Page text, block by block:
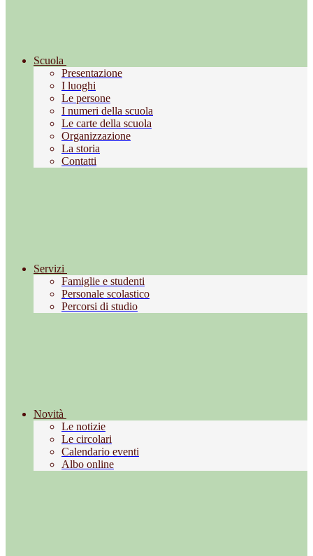
Scuola
Presentazione
I luoghi
Le persone
I numeri della scuola
Le carte della scuola
Organizzazione
La storia
Contatti
Servizi
Famiglie e studenti
Personale scolastico
Percorsi di studio
Novità
Le notizie
Le circolari
Calendario eventi
Albo online